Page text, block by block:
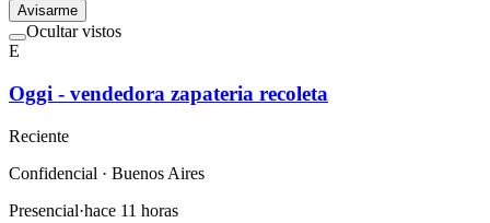
Avisarme
Ocultar vistos
E
Oggi - vendedora zapateria recoleta
Reciente
Confidencial · Buenos Aires
Presencial·hace 11 horas